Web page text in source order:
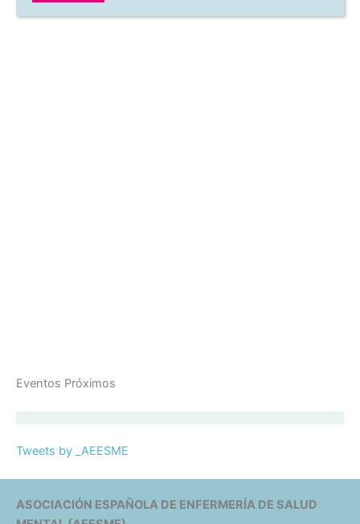
Eventos Próximos
Tweets by _AEESME
ASOCIACIÓN ESPAÑOLA DE ENFERMERÍA DE SALUD